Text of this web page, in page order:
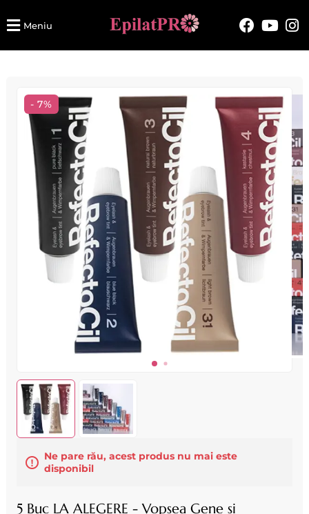
Meniu
- 7%
Ne pare rău, acest produs nu mai este
disponibil
5 Buc LA ALEGERE - Vopsea Gene si